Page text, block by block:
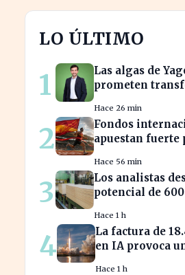
LO ÚLTIMO
1
Las algas de
prometen
sostenibles
Hace 26 min
2
Fondos
apuestan fuerte
20.000
Hace 56 min
3
Los analistas
potencial de
celulosa
Hace 1 h
4
La factura de
en IA provoca
Hace 1 h